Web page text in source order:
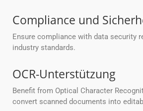
Compliance und
Ensure compliance with data security
industry standards.
OCR-Unterstützung
Benefit from Optical Character
convert scanned documents into